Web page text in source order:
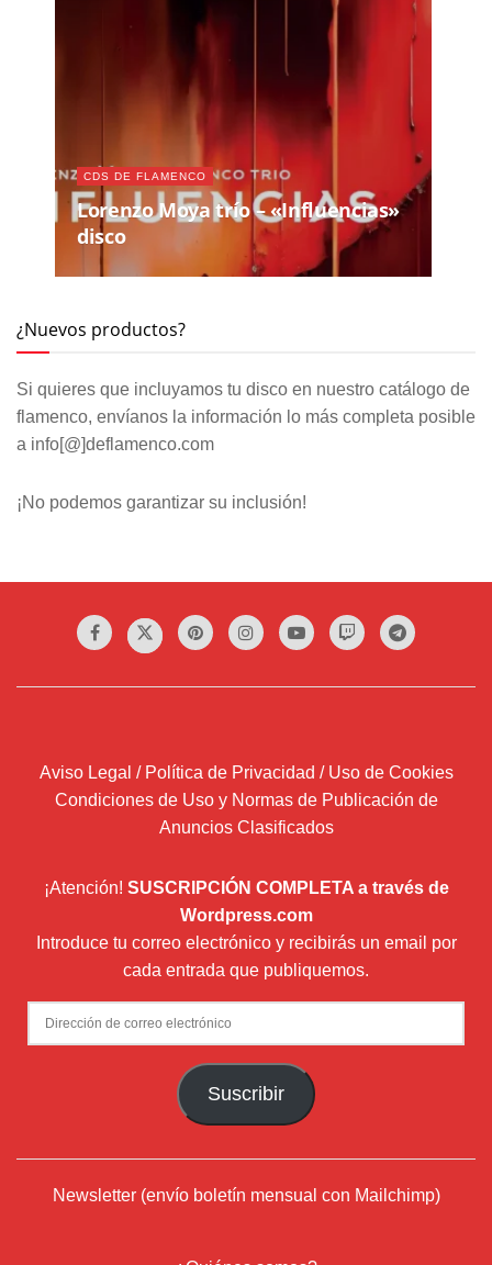
CDS DE FLAMENCO
Lorenzo Moya trío – «Influencias»
disco
¿Nuevos productos?
Si quieres que incluyamos tu disco en nuestro catálogo de
flamenco, envíanos la información lo más completa posible
a info[@]deflamenco.com
¡No podemos garantizar su inclusión!
Aviso Legal / Política de Privacidad / Uso de Cookies
Condiciones de Uso y Normas de Publicación de
Anuncios Clasificados
¡Atención! SUSCRIPCIÓN COMPLETA a través de
Wordpress.com
Introduce tu correo electrónico y recibirás un email por
cada entrada que publiquemos.
Dirección
de
Suscribir
Newsletter (envío boletín mensual con Mailchimp)